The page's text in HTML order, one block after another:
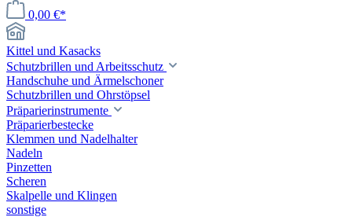
0,00 €*
Kittel und Kasacks
Schutzbrillen und Arbeitsschutz
Handschuhe und Ärmelschoner
Schutzbrillen und Ohrstöpsel
Präparierinstrumente
Präparierbestecke
Klemmen und Nadelhalter
Nadeln
Pinzetten
Scheren
Skalpelle und Klingen
sonstige